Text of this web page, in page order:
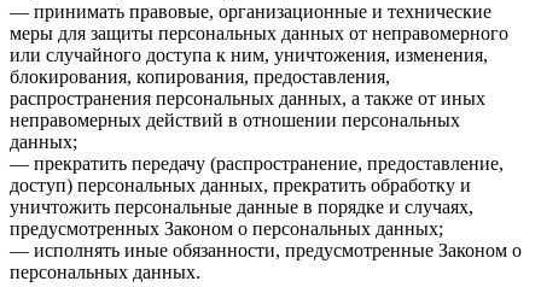
— принимать правовые, организационные и технические
меры для защиты персональных данных от неправомерного
или случайного доступа к ним, уничтожения, изменения,
блокирования, копирования, предоставления,
распространения персональных данных, а также от иных
неправомерных действий в отношении персональных
данных;
— прекратить передачу (распространение, предоставление,
доступ) персональных данных, прекратить обработку и
уничтожить персональные данные в порядке и случаях,
предусмотренных Законом о персональных данных;
— исполнять иные обязанности, предусмотренные Законом о
персональных данных.